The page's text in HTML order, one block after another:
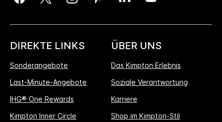
DIREKTE LINKS
Sonderangebote
Last-Minute-Angebote
IHG® One Rewards
Kimpton Inner Circle
ÜBER UNS
Das Kimpton Erlebnis
Soziale Verantwortung
Karriere
Shop im Kimpton-Stil